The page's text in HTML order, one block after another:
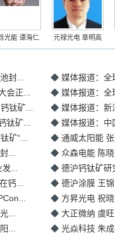
光能 谭海仁 元禄光电 章明高
封... ◆ 媒体报道：全
会正... ◆ 媒体报道：全
钛矿... ◆ 媒体报道：新
钛矿... ◆ 媒体报道：中
矿“... ◆ 通威太阳能
... ◆ 众森电能 陈
... ◆ 德沪钙钛矿研
钙... ◆ 德沪涂膜 王
◆ 方昇光电 祝
... ◆ 大正微纳 虞
... ◆ 光焱科技 朱